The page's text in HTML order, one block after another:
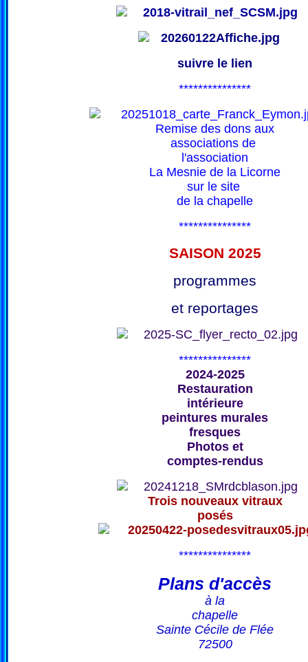
suivre le lien
***************
Remise des dons aux
associations de
l'association
La Mesnie de la Licorne
sur le site
de la chapelle
***************
SAISON 2025
programmes
et reportages
***************
2024-2025
Restauration
intérieure
peintures murales
fresques
Photos et
comptes-rendus
Trois nouveaux vitraux
posés
***************
Plans d'accès
à la
chapelle
Sainte Cécile de Flée
72500